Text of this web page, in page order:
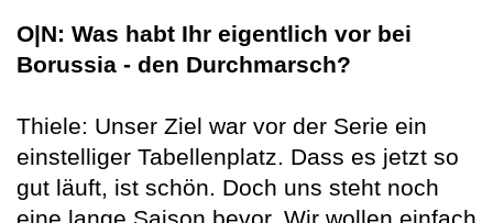
O|N: Was habt Ihr eigentlich vor bei
Borussia - den Durchmarsch?
Thiele: Unser Ziel war vor der Serie ein
einstelliger Tabellenplatz. Dass es jetzt so
gut läuft, ist schön. Doch uns steht noch
eine lange Saison bevor. Wir wollen einfach